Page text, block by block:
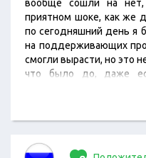
вообще сошли на
приятном шоке, как же
по сегодняшний день я
на поддерживающих
смогли вырасти, но это
что было до, даже